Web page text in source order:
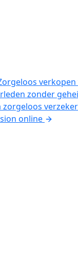
zonder
zorgeloos
online